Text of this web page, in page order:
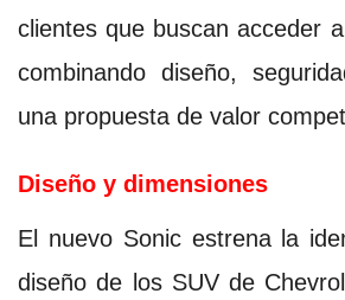
clientes que buscan acceder
combinando diseño,
una propuesta de valor
Diseño y dimensiones
El nuevo Sonic estrena la
diseño de los SUV de